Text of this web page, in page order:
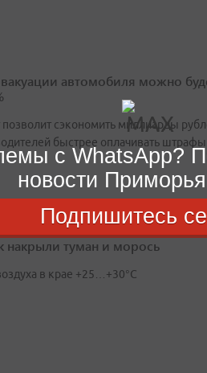
автомобиля можно
позволит сэкономить миллиарды
быстрее оплачивать штрафы
накрыли туман и морось
в крае +25…+30°C
с WhatsApp?
новости
Подпишитесь